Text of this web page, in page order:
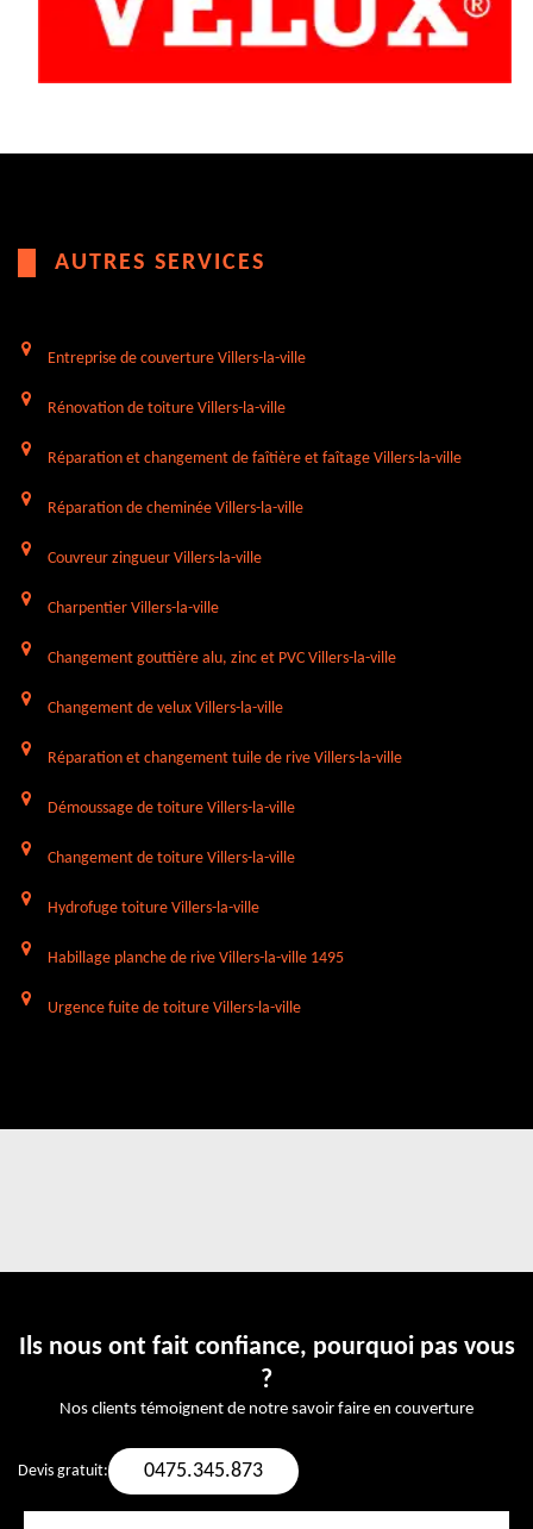
AUTRES SERVICES
Entreprise de couverture Villers-la-ville
Rénovation de toiture Villers-la-ville
Réparation et changement de faîtière et faîtage Villers-la-ville
Réparation de cheminée Villers-la-ville
Couvreur zingueur Villers-la-ville
Charpentier Villers-la-ville
Changement gouttière alu, zinc et PVC Villers-la-ville
Changement de velux Villers-la-ville
Réparation et changement tuile de rive Villers-la-ville
Démoussage de toiture Villers-la-ville
Changement de toiture Villers-la-ville
Hydrofuge toiture Villers-la-ville
Habillage planche de rive Villers-la-ville 1495
Urgence fuite de toiture Villers-la-ville
Ils nous ont fait confiance, pourquoi pas vous
?
Nos clients témoignent de notre savoir faire en couverture
Devis gratuit: 0475.345.873